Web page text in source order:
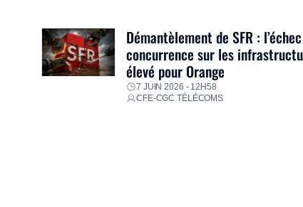
Démantèlement de SFR :
concurrence sur les
élevé pour Orange
7 JUIN 2026 - 12H58
CFE-CGC TÉLÉCOMS